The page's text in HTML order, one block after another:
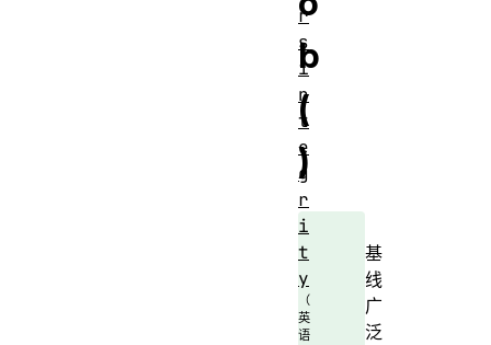
b
(
)
基
线
广
泛
r
s
i
n
t
e
g
r
i
t
y